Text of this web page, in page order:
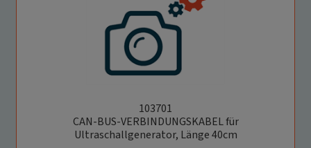
103701
CAN-BUS-VERBINDUNGSKABEL für
Ultraschallgenerator, Länge 40cm